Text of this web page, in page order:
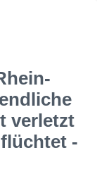
verletzt
-